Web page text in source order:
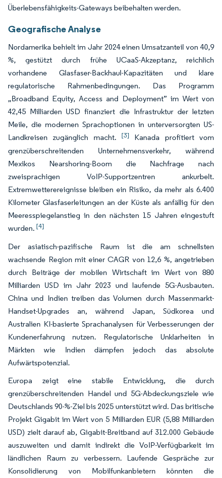
Überlebensfähigkeits-Gateways beibehalten werden.
Geografische Analyse
Nordamerika behielt im Jahr 2024 einen Umsatzanteil von 40,9
%, gestützt durch frühe UCaaS-Akzeptanz, reichlich
vorhandene Glasfaser-Backhaul-Kapazitäten und klare
regulatorische Rahmenbedingungen. Das Programm
„Broadband Equity, Access and Deployment” im Wert von
42,45 Milliarden USD finanziert die Infrastruktur der letzten
Meile, die modernen Sprachoptionen in unterversorgten US-
Landkreisen zugänglich macht. [3]
Kanada profitiert vom
grenzüberschreitenden Unternehmensverkehr, während
Mexikos Nearshoring-Boom die Nachfrage nach
zweisprachigen VoIP-Supportzentren ankurbelt.
Extremwetterereignisse bleiben ein Risiko, da mehr als 6.400
Kilometer Glasfaserleitungen an der Küste als anfällig für den
Meeresspiegelanstieg in den nächsten 15 Jahren eingestuft
wurden. [4]
Der asiatisch-pazifische Raum ist die am schnellsten
wachsende Region mit einer CAGR von 12,6 %, angetrieben
durch Beiträge der mobilen Wirtschaft im Wert von 880
Milliarden USD im Jahr 2023 und laufende 5G-Ausbauten.
China und Indien treiben das Volumen durch Massenmarkt-
Handset-Upgrades an, während Japan, Südkorea und
Australien KI-basierte Sprachanalysen für Verbesserungen der
Kundenerfahrung nutzen. Regulatorische Unklarheiten in
Märkten wie Indien dämpfen jedoch das absolute
Aufwärtspotenzial.
Europa zeigt eine stabile Entwicklung, die durch
grenzüberschreitenden Handel und 5G-Abdeckungsziele wie
Deutschlands 90-%-Ziel bis 2025 unterstützt wird. Das britische
Projekt Gigabit im Wert von 5 Milliarden EUR (5,88 Milliarden
USD) zielt darauf ab, Gigabit-Breitband auf 312.000 Gebäude
auszuweiten und damit indirekt die VoIP-Verfügbarkeit im
ländlichen Raum zu verbessern. Laufende Gespräche zur
Konsolidierung von Mobilfunkanbietern könnten die